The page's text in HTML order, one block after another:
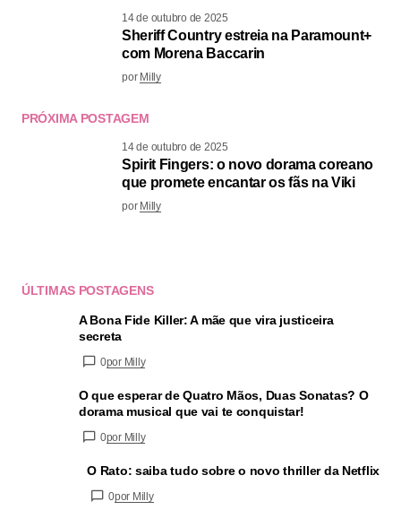
14 de outubro de 2025
Sheriff Country estreia na Paramount+
com Morena Baccarin
por Milly
PRÓXIMA POSTAGEM
14 de outubro de 2025
Spirit Fingers: o novo dorama coreano
que promete encantar os fãs na Viki
por Milly
ÚLTIMAS POSTAGENS
A Bona Fide Killer: A mãe que vira justiceira
secreta
0por Milly
O que esperar de Quatro Mãos, Duas Sonatas? O
dorama musical que vai te conquistar!
0por Milly
O Rato: saiba tudo sobre o novo thriller da Netflix
0por Milly